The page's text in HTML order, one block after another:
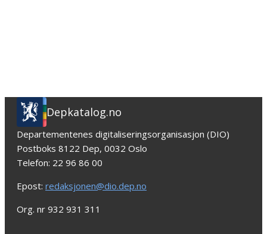
Depkatalog.no
Departementenes digitaliseringsorganisasjon (DIO)
Postboks 8122 Dep, 0032 Oslo
Telefon: 22 96 86 00
Epost: redaksjonen@dio.dep.no
Org. nr 932 931 311